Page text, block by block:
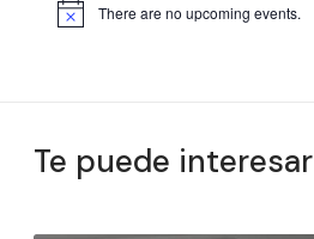
There are no upcoming events.
Te puede interesar